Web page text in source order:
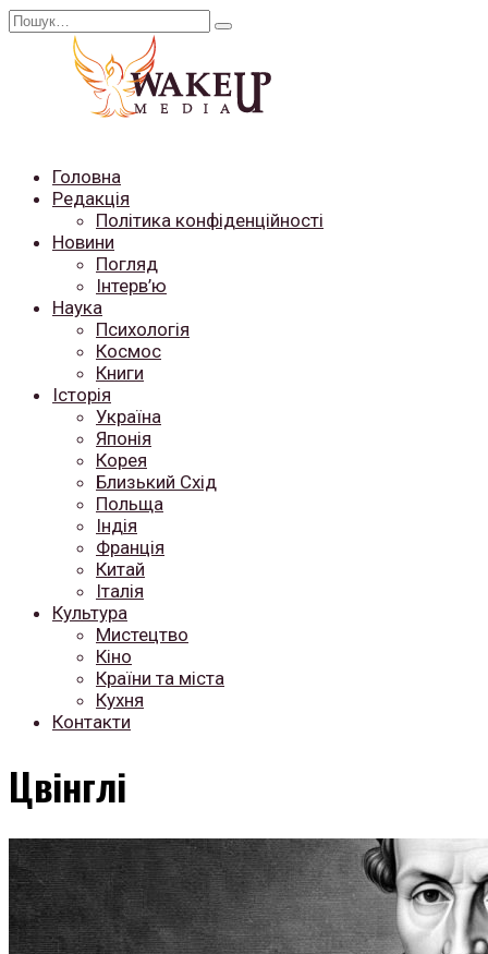
Перейти
Search
Головна
Редакція
Політика конфіденційності
Новини
Погляд
Інтерв’ю
Наука
Психологія
Космос
Книги
Історія
Україна
Японія
Корея
Близький Схід
Польща
Індія
Франція
Китай
Італія
Культура
Мистецтво
Кіно
Країни та міста
Кухня
Контакти
Цвінглі